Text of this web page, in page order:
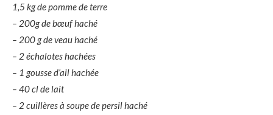
1,5 kg de pomme de terre
– 200g de bœuf haché
– 200 g de veau haché
– 2 échalotes hachées
– 1 gousse d’ail hachée
– 40 cl de lait
– 2 cuillères à soupe de persil haché